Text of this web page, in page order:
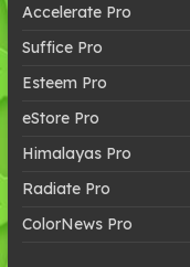
Accelerate Pro
Suffice Pro
Esteem Pro
eStore Pro
Himalayas Pro
Radiate Pro
ColorNews Pro